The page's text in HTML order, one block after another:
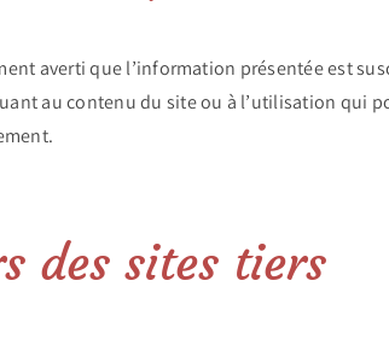
averti que l’information présentée est
au contenu du site ou à l’utilisation qui
des sites tiers